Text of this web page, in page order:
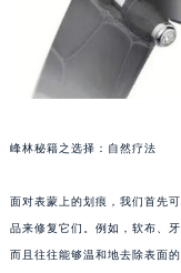
峰林秘籍之选择：自然疗法
面对表蒙上的划痕，我们首先
品来修复它们。例如，软布、
而且往往能够温和地去除表面的